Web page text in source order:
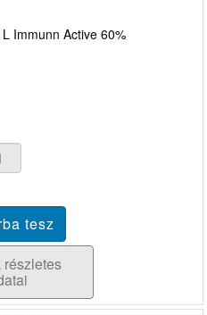
Immunn Active 60%
részletes